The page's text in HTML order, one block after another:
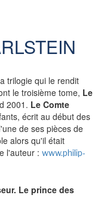
FILM
trilogie qui le rendit
le troisième tome, Le
2001. Le Comte
écrit au début des
de ses pièces de
alors qu'il était
l'auteur : www.philip-
Le prince des